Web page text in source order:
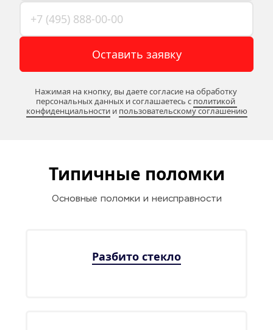
Оставить заявку
Нажимая на кнопку, вы даете согласие на обработку
персональных данных и соглашаетесь c политикой
конфиденциальности и пользовательскому соглашению
Типичные поломки
Основные поломки и неисправности
Разбито стекло